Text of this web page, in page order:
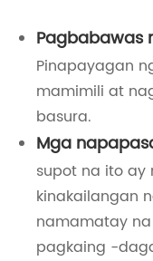
Pagbabawas
Pinapayagan
mamimili at
basura.
Mga
supot na ito
kinakailangan
namamatay
pagkaing -